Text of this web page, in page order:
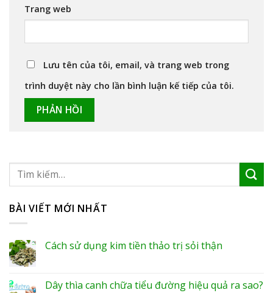
Trang web
Lưu tên của tôi, email, và trang web trong
trình duyệt này cho lần bình luận kế tiếp của tôi.
BÀI VIẾT MỚI NHẤT
Cách sử dụng kim tiền thảo trị sỏi thận
Dây thìa canh chữa tiểu đường hiệu quả ra sao?